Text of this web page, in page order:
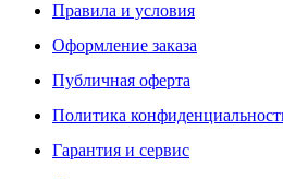
Правила и условия
Оформление заказа
Публичная оферта
Политика
Гарантия и сервис